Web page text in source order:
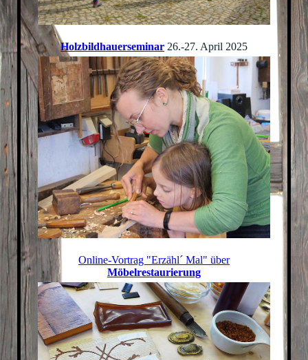
Holzbildhauerseminar 26.-27. April 2025
Online-Vortrag "Erzähl´ Mal" über
Möbelrestaurierung